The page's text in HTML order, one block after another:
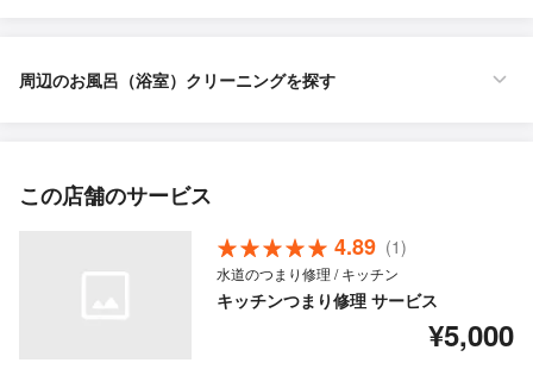
周辺のお風呂（浴室）クリーニングを探す
この店舗のサービス
4.89 (1)
水道のつまり修理 / キッチン
キッチンつまり修理 サービス
¥5,000